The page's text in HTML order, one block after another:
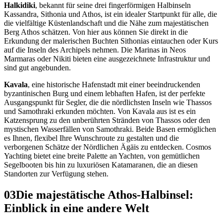
Halkidiki, bekannt für seine drei fingerförmigen Halbinseln
Kassandra, Sithonia und Athos, ist ein idealer Startpunkt für alle, die
die vielfältige Küstenlandschaft und die Nähe zum majestätischen
Berg Athos schätzen. Von hier aus können Sie direkt in die
Erkundung der malerischen Buchten Sithonias eintauchen oder Kurs
auf die Inseln des Archipels nehmen. Die Marinas in Neos
Marmaras oder Nikiti bieten eine ausgezeichnete Infrastruktur und
sind gut angebunden.
Kavala, eine historische Hafenstadt mit einer beeindruckenden
byzantinischen Burg und einem lebhaften Hafen, ist der perfekte
Ausgangspunkt für Segler, die die nördlichsten Inseln wie Thassos
und Samothraki erkunden möchten. Von Kavala aus ist es ein
Katzensprung zu den unberührten Stränden von Thassos oder den
mystischen Wasserfällen von Samothraki. Beide Basen ermöglichen
es Ihnen, flexibel Ihre Wunschroute zu gestalten und die
verborgenen Schätze der Nördlichen Ägäis zu entdecken. Cosmos
Yachting bietet eine breite Palette an Yachten, von gemütlichen
Segelbooten bis hin zu luxuriösen Katamaranen, die an diesen
Standorten zur Verfügung stehen.
03Die majestätische Athos-Halbinsel:
Einblick in eine andere Welt